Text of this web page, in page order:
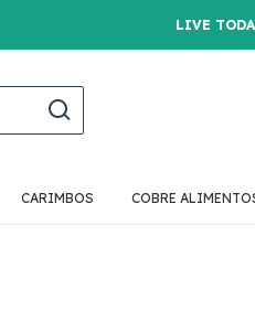
LIVE
CARIMBOS COBRE